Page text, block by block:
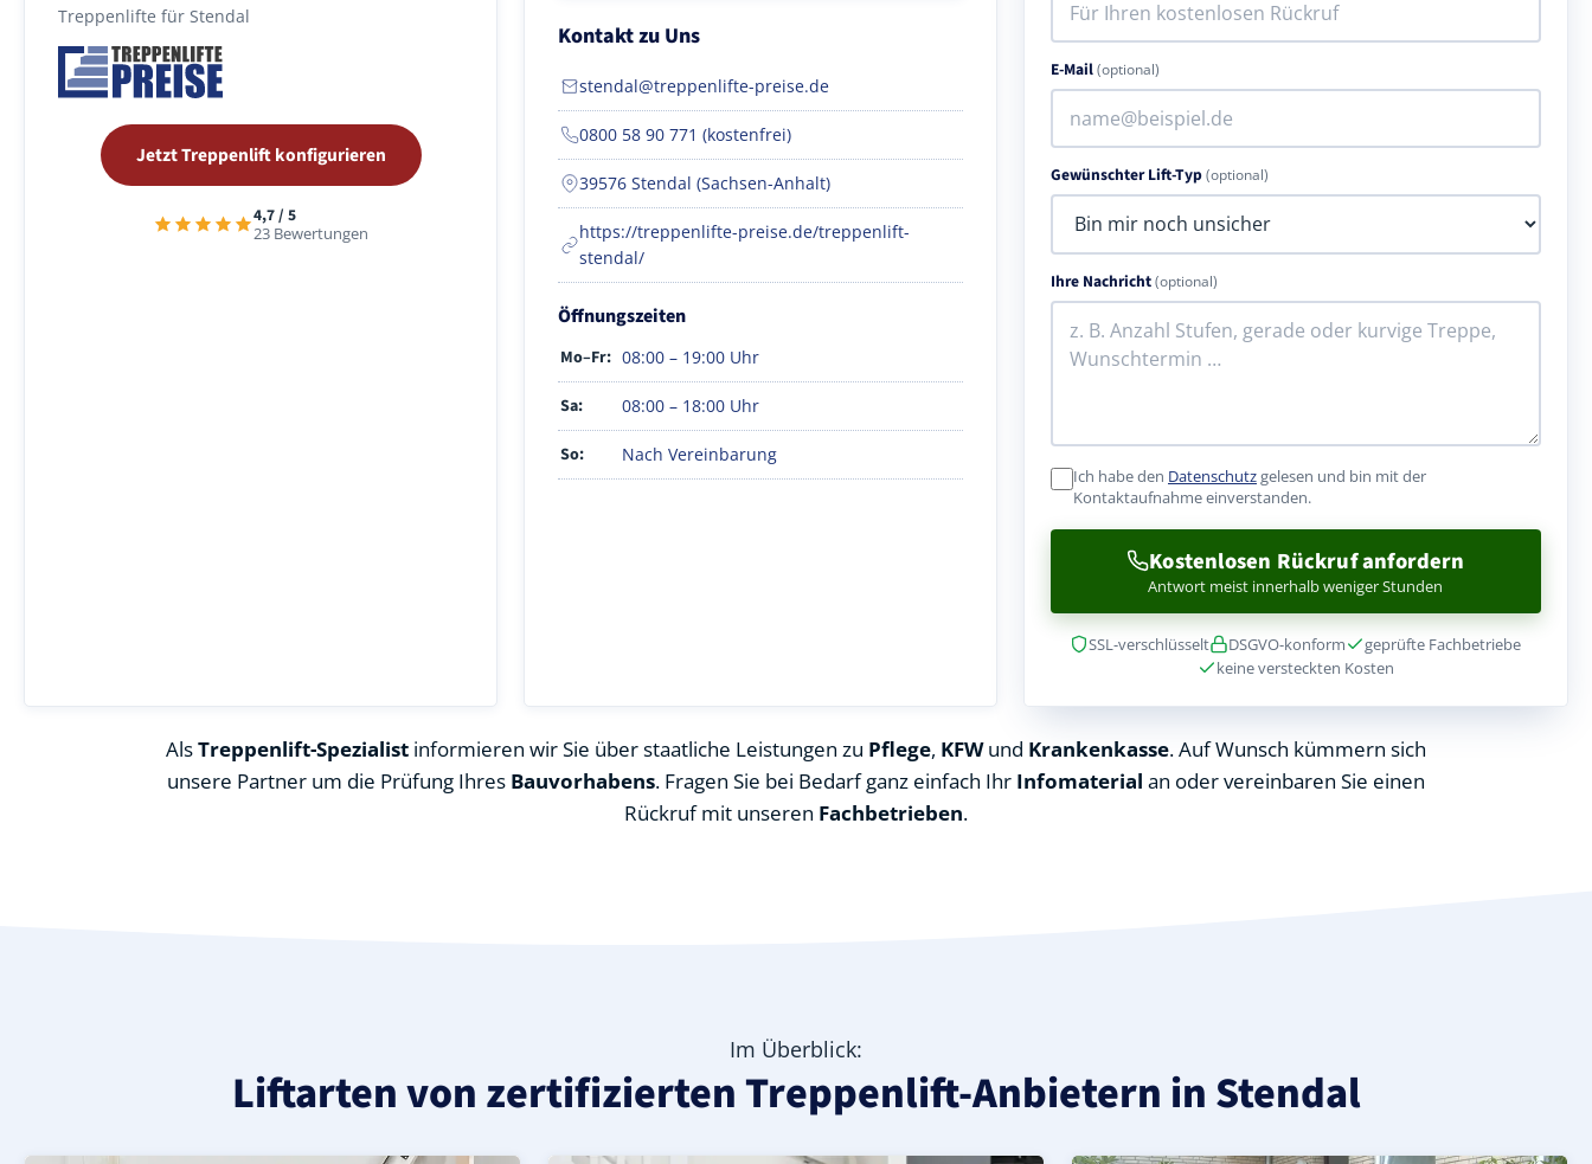
Treppenlifte für Stendal
Jetzt Treppenlift konfigurieren
4,7 / 5
23 Bewertungen
Kontakt zu Uns
stendal@treppenlifte-preise.de
0800 58 90 771 (kostenfrei)
39576 Stendal (Sachsen-Anhalt)
https://treppenlifte-preise.de/treppenlift-
stendal/
Öffnungszeiten
Mo–Fr: 08:00 – 19:00 Uhr
Sa: 08:00 – 18:00 Uhr
So: Nach Vereinbarung
E-Mail(optional)
Gewünschter Lift-Typ(optional)
Ihre Nachricht(optional)
Ich habe den Datenschutzgelesen und bin mit der
Kontaktaufnahme einverstanden.
Kostenlosen Rückruf anfordern
Antwort meist innerhalb weniger Stunden
SSL-verschlüsselt DSGVO-konform
geprüfte Fachbetriebe
keine versteckten Kosten
AlsTreppenlift-Spezialist informieren wir Sie über staatliche Leistungen zu Pflege, KFWund Krankenkasse. Auf Wunsch kümmern sich
unsere Partner um die Prüfung Ihres Bauvorhabens. Fragen Sie bei Bedarf ganz einfach Ihr Infomaterial an oder vereinbaren Sie einen
Rückruf mit unseren Fachbetrieben.
Im Überblick:
Liftarten von zertifizierten Treppenlift-Anbietern in Stendal